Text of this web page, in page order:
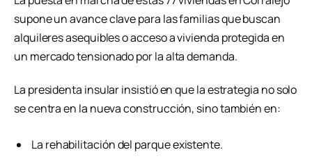
supone un avance clave para las familias que buscan
alquileres asequibles o acceso a vivienda protegida en
un mercado tensionado por la alta demanda.
La presidenta insular insistió en que la estrategia no solo
se centra en la nueva construcción, sino también en:
La rehabilitación del parque existente.